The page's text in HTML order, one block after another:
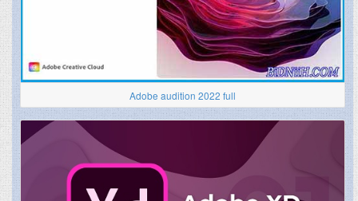
Adobe audition 2022 full